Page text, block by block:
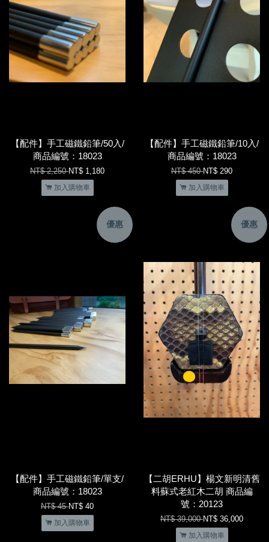
【配件】手工磁鐵鉛筆/50入/
商品編號：18023
NT$ 2,250NT$ 1,180
加入購物車
【配件】手工磁鐵鉛筆/10入/
商品編號：18023
NT$ 450NT$ 290
加入購物車
優惠
【配件】手工磁鐵鉛筆/單支/
商品編號：18023
NT$ 45NT$ 40
加入購物車
優惠
【二胡ERHU】楊文新明清舊
料蘇式老紅木二胡 商品編
號：20123
NT$ 39,000NT$ 36,000
加入購物車